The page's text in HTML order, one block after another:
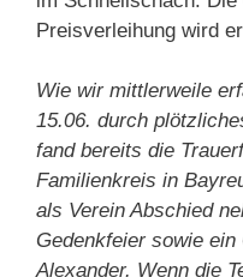
Preisverleihung wird
Wie wir mittlerweile
15.06. durch
fand bereits die
Familienkreis in
als Verein Abschied
Gedenkfeier sowie
Alexander. Wenn die